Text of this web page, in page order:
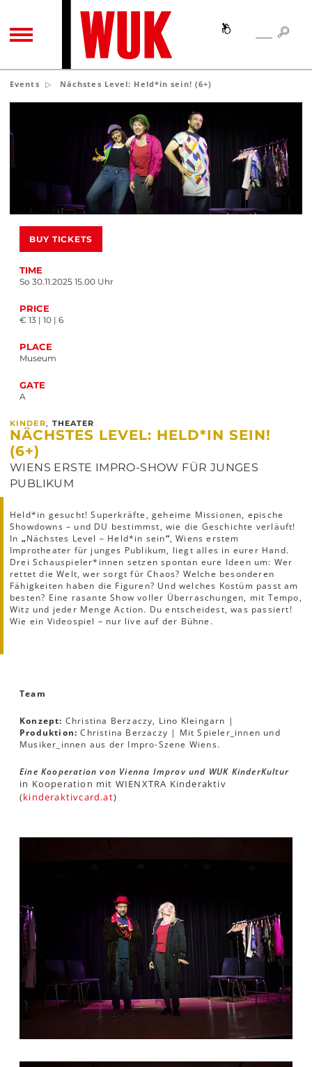
TOGGLE NAVIGATION SEARCH
Events Nächstes Level: Held*in sein! (6+)
BUY TICKETS
TIME
So 30.11.2025 15.00 Uhr
PRICE
€ 13 | 10 | 6
PLACE
Museum
GATE
A
KINDER, THEATER
NÄCHSTES LEVEL: HELD*IN SEIN!
(6+)
WIENS ERSTE IMPRO-SHOW FÜR JUNGES
PUBLIKUM
Held*in gesucht! Superkräfte, geheime Missionen, epische
Showdowns – und DU bestimmst, wie die Geschichte verläuft!
In „Nächstes Level – Held*in sein“, Wiens erstem
Improtheater für junges Publikum, liegt alles in eurer Hand.
Drei Schauspieler*innen setzen spontan eure Ideen um: Wer
rettet die Welt, wer sorgt für Chaos? Welche besonderen
Fähigkeiten haben die Figuren? Und welches Kostüm passt am
besten? Eine rasante Show voller Überraschungen, mit Tempo,
Witz und jeder Menge Action. Du entscheidest, was passiert!
Wie ein Videospiel – nur live auf der Bühne.
Team
Konzept: Christina Berzaczy, Lino Kleingarn |
Produktion:Christina Berzaczy | Mit Spieler_innen und
Musiker_innen aus der Impro-Szene Wiens.
Eine Kooperation von Vienna Improv und WUK KinderKultur
in Kooperation mit WIENXTRA Kinderaktiv
(kinderaktivcard.at)